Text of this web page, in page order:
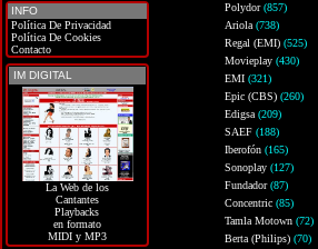
INFO
Política De Privacidad
Política De Cookies
Contacto
IM DIGITAL
La Web de los
Cantantes
Playbacks
en formato
MIDI y MP3
Polydor(857)
Ariola(738)
Regal (EMI)(525)
Movieplay(430)
EMI(321)
Epic (CBS)(260)
Edigsa(209)
SAEF(188)
Iberofón(165)
Sonoplay(127)
Fundador(87)
Concentric(85)
Tamla Motown(72)
Berta (Philips)(70)